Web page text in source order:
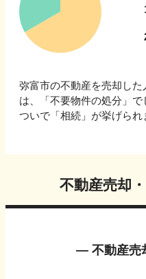
弥富市の不動産を売却し
は、「不要物件の処分 」で
ついで 「相続」 が挙げられ
不動産売却
― 不動産売